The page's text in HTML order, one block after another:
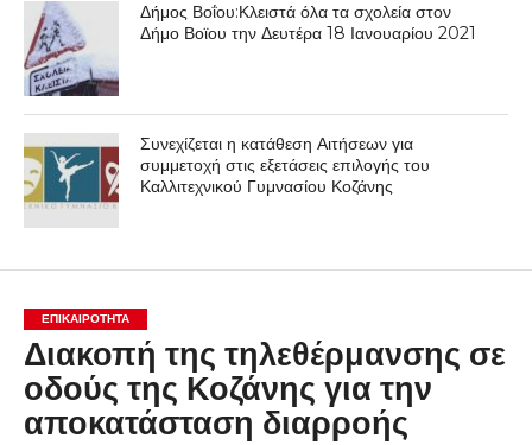
Δήμος Βοΐου:Κλειστά όλα τα σχολεία στον
Δήμο Βοϊου την Δευτέρα 18 Ιανουαρίου 2021
Συνεχίζεται η κατάθεση Αιτήσεων για
συμμετοχή στις εξετάσεις επιλογής του
Καλλιτεχνικού Γυμνασίου Κοζάνης
ΕΠΙΚΑΙΡΟΤΗΤΑ
Διακοπή της τηλεθέρμανσης σε
οδούς της Κοζάνης για την
αποκατάσταση διαρροής